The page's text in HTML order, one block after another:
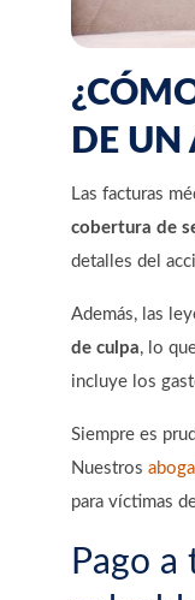
DE UN
Las facturas
cobertura de
detalles del
Además, las
de culpa, lo
incluye los
Siempre es
Nuestros
para víctimas
Pago